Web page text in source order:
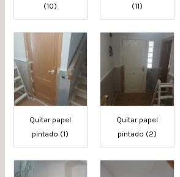
(10)
(11)
Quitar papel
pintado (1)
Quitar papel
pintado (2)